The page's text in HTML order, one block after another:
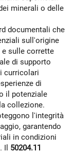
minerali o delle
documentali che
sull'origine
sulle corrette
di supporto
curricolari
di
il potenziale
collezione.
l'integrità
garantendo
in condizioni
Il 50204.11